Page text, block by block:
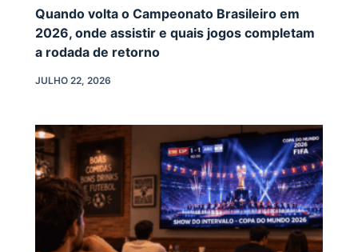
Quando volta o Campeonato Brasileiro em
2026, onde assistir e quais jogos completam
a rodada de retorno
JULHO 22, 2026